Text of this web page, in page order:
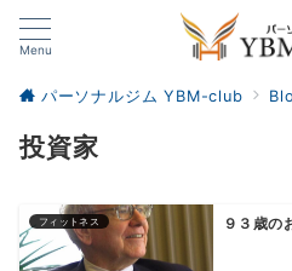
Menu
パーソナルジム YBM-club
投資家
フィットネス ９３歳の